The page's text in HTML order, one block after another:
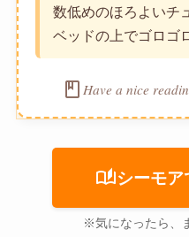
数低めのほろよいチ
ベッドの上でゴロゴ
book Have a nice
auto_storiesシーモ
※気になったら、